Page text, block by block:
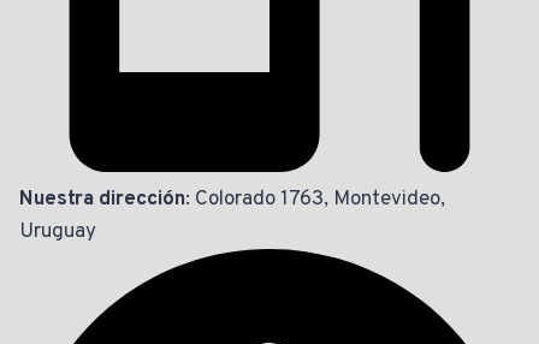
Nuestra dirección: Colorado 1763, Montevideo,
Uruguay